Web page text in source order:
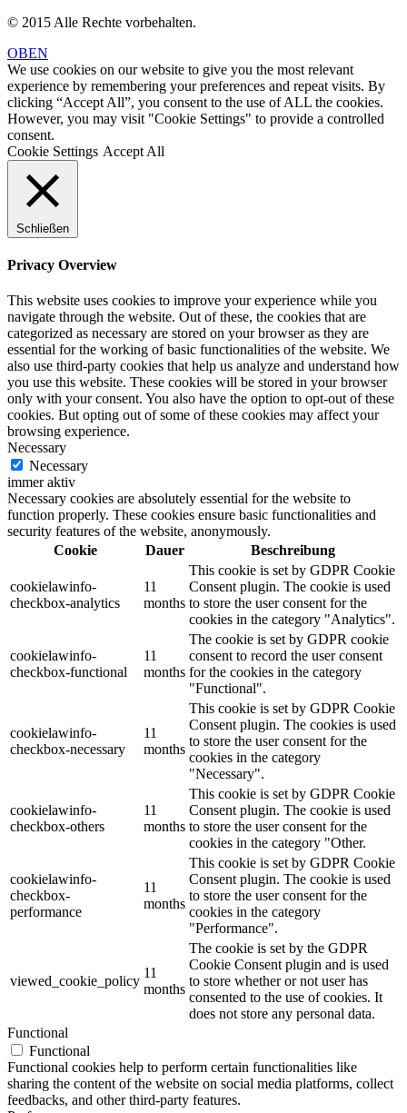
© 2015 Alle Rechte vorbehalten.
OBEN
We use cookies on our website to give you the most relevant
experience by remembering your preferences and repeat visits. By
clicking “Accept All”, you consent to the use of ALL the cookies.
However, you may visit "Cookie Settings" to provide a controlled
consent.
Cookie Settings Accept All
Schließen
Privacy Overview
This website uses cookies to improve your experience while you
navigate through the website. Out of these, the cookies that are
categorized as necessary are stored on your browser as they are
essential for the working of basic functionalities of the website. We
also use third-party cookies that help us analyze and understand how
you use this website. These cookies will be stored in your browser
only with your consent. You also have the option to opt-out of these
cookies. But opting out of some of these cookies may affect your
browsing experience.
Necessary
Necessary
immer aktiv
Necessary cookies are absolutely essential for the website to
function properly. These cookies ensure basic functionalities and
security features of the website, anonymously.
Cookie
Dauer Beschreibung
cookielawinfo-
checkbox-analytics
11
months
This cookie is set by GDPR Cookie
Consent plugin. The cookie is used
to store the user consent for the
cookies in the category "Analytics".
cookielawinfo-
checkbox-functional
11
months
The cookie is set by GDPR cookie
consent to record the user consent
for the cookies in the category
"Functional".
cookielawinfo-
checkbox-necessary
11
months
This cookie is set by GDPR Cookie
Consent plugin. The cookies is used
to store the user consent for the
cookies in the category
"Necessary".
cookielawinfo-
checkbox-others
11
months
This cookie is set by GDPR Cookie
Consent plugin. The cookie is used
to store the user consent for the
cookies in the category "Other.
cookielawinfo-
checkbox-
performance
11
months
This cookie is set by GDPR Cookie
Consent plugin. The cookie is used
to store the user consent for the
cookies in the category
"Performance".
viewed_cookie_policy
11
months
The cookie is set by the GDPR
Cookie Consent plugin and is used
to store whether or not user has
consented to the use of cookies. It
does not store any personal data.
Functional
Functional
Functional cookies help to perform certain functionalities like
sharing the content of the website on social media platforms, collect
feedbacks, and other third-party features.